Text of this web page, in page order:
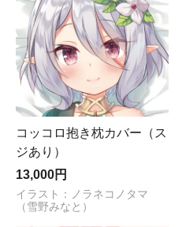
コッコロ抱き枕カバー（ス
ジあり）
13,000円
イラスト：ノラネコノタマ
（雪野みなと）